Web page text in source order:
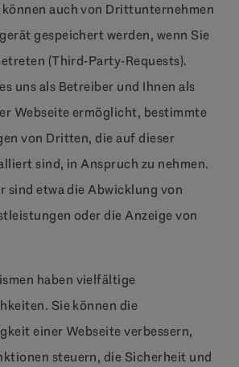
können auch von Drittunternehmen
gespeichert werden, wenn Sie
(Third-Party-Requests).
uns als Betreiber und Ihnen als
Webseite ermöglicht, bestimmte
von Dritten, die auf dieser
sind, in Anspruch zu nehmen.
sind etwa die Abwicklung von
oder die Anzeige von
haben vielfältige
Sie können die
einer Webseite verbessern,
steuern, die Sicherheit und